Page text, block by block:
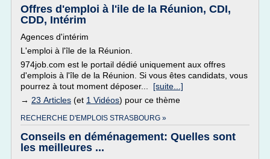
Offres d'emploi à l'ile de la Réunion, CDI,
CDD, Intérim
Agences d'intérim
L'emploi à l'île de la Réunion.
974job.com est le portail dédié uniquement aux offres
d'emplois à l'île de la Réunion. Si vous êtes candidats, vous
pourrez à tout moment déposer... [suite...]
→ 23 Articles (et 1 Vidéos) pour ce thème
RECHERCHE D'EMPLOIS STRASBOURG »
Conseils en déménagement: Quelles sont
les meilleures ...